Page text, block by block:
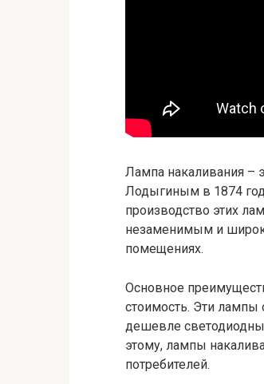
Лампа накаливания –
Лодыгиным в 1874
производство этих
незаменимым и
помещениях.
Основное
стоимость. Эти лампы
дешевле
этому, лампы
потребителей.